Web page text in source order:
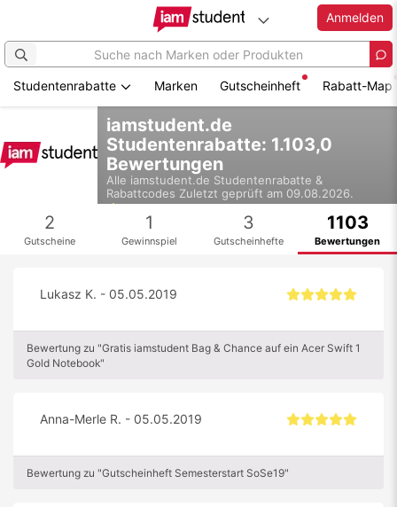
springen
Anmelden
Studentenrabatte Marken Gutscheinheft Rabatt-Map
iamstudent.de
Studentenrabatte: 1.103,0
Bewertungen
Alle iamstudent.de Studentenrabatte &
Rabattcodes Zuletzt geprüft am 09.08.2026.
2
Gutscheine
1
Gewinnspiel
3
Gutscheinhefte
1103
Bewertungen
Lukasz K. - 05.05.2019
Bewertung zu "Gratis iamstudent Bag & Chance auf ein Acer Swift 1
Gold Notebook"
Anna-Merle R. - 05.05.2019
Bewertung zu "Gutscheinheft Semesterstart SoSe19"